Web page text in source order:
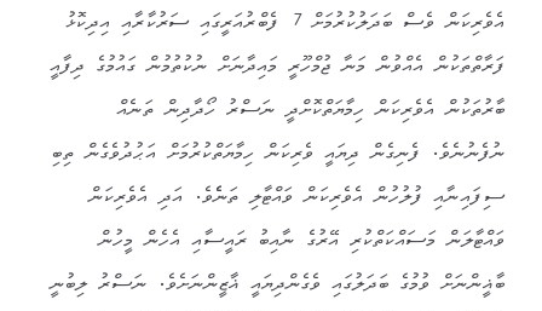
އެވެރިކަން ވެސް ބަދަލުކުރުމަށް 7 ފެބްރުއަރީގައި ސަރުކާރާއި އިދިކޮޅު
ފަރާތްތަކުން އެއްވުން މަނާ ޖުމްހޫރީ މައިދާނަށް ނުކުތުމުން ގައުމުގެ ދިފާއީ
ބާރުތަކުން އެވެރިކަން ހިމާޔަތްކޮށްދީ ނަސްރު ހޯދާދިން ތަނެއް
ނުފެނުނެވެ. ފެނިގެން ދިޔައީ ވެރިކަން ހިމާޔަތްކުރުމަށް އަޙުދުވެގެން ތިބި
ސިފައިނާއި ފުލުހުން އެވެރިކަން ވައްޓާލި ތަނެެވެ. އަދި އެވެރިކަން
ވައްޓާލަން މަސައްކަތްކުރި އޭރުގެ ނާއިބު ރައީސާއި އެހެން މީހުން
ބާޣީންނަށް ވުމުގެ ބަދަލުގައި ވެގެންދިޔައީ ޣާޒީންނަށެވެ. ނަސްރު ލިބުނީ